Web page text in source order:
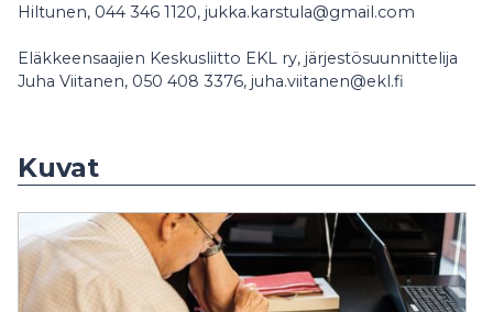
Hiltunen, 044 346 1120, jukka.karstula@gmail.com
Eläkkeensaajien Keskusliitto EKL ry, järjestösuunnittelija
Juha Viitanen, 050 408 3376, juha.viitanen@ekl.fi
Kuvat